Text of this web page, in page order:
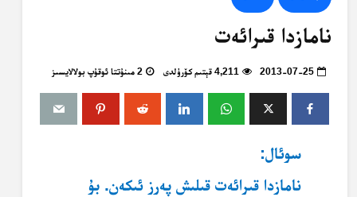
نامازدا قىرائەت
2013-07-25 4,211 قېتىم كۆرۈلدى 2 مىنۇتتا ئوقۇپ بولالايسىز
سوئال:
نامازدا قىرائەت قىلىش پەرز ئىكەن. بۇ